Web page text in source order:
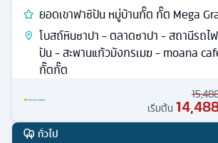
ยอดเขาฟาซิปัน หมู่บ้านกั๊ต กั๊ต Mega
โบสถ์หินซาปา - ตลาดซาปา - สถานีรถไ
ปัน - สะพานแก้วมังกรเมฆ - moana
กั๊ตกั๊ต
เริ่มต้น
ทั่วไป